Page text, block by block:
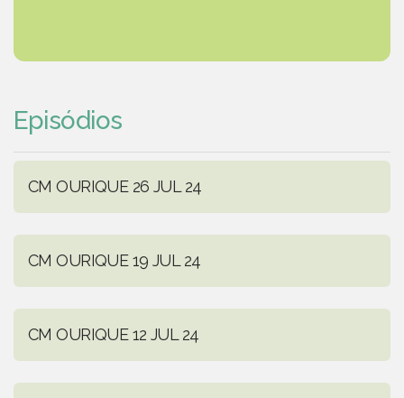
Episódios
CM OURIQUE 26 JUL 24
CM OURIQUE 19 JUL 24
CM OURIQUE 12 JUL 24